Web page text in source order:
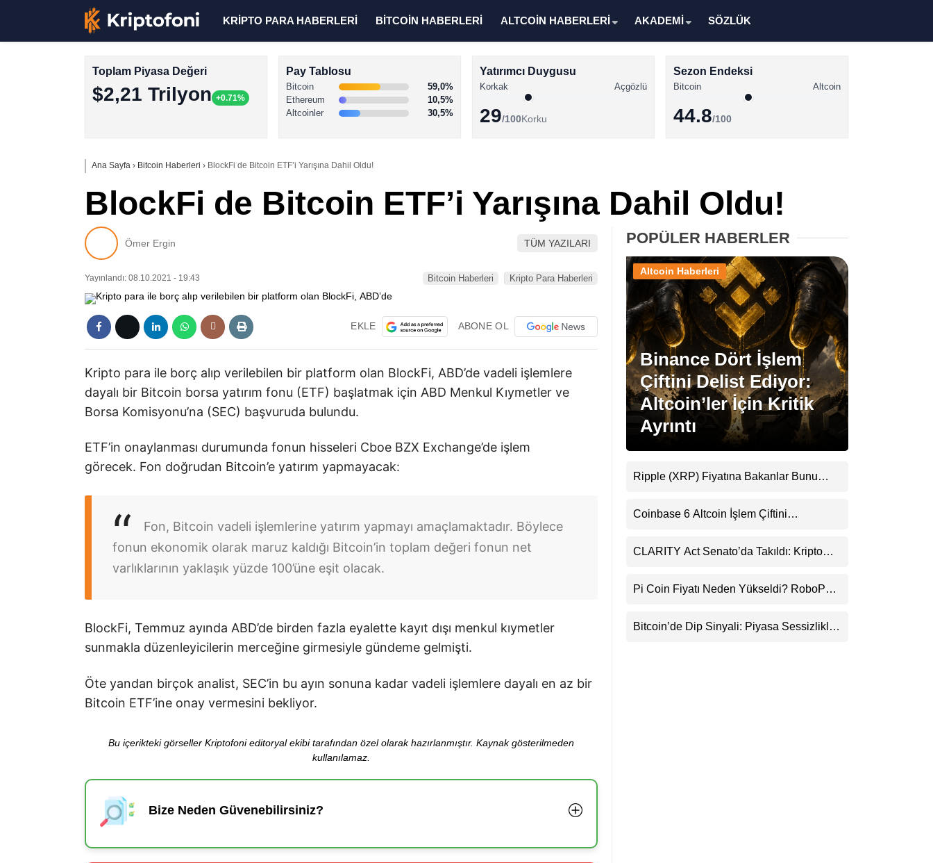
Altcoin Haberleri
Solana Haberleri
XRP Haberleri
Memecoin Haberleri
Stablecoin Haberleri
Facebook
Instagram
TikTok
KRİPTO PARA HABERLERİ BİTCOİN HABERLERİ ALTCOİN HABERLERİ AKADEMİ SÖZLÜK
Toplam Piyasa Değeri
$2,21 Trilyon +0.71%
Pay Tablosu
Bitcoin
59,0%
Ethereum
10,5%
Altcoinler
30,5%
Yatırımcı Duygusu
Korkak Açgözlü
29/100Korku
Sezon Endeksi
Bitcoin Altcoin
44.8/100
Ana Sayfa › Bitcoin Haberleri › BlockFi de Bitcoin ETF’i Yarışına Dahil Oldu!
BlockFi de Bitcoin ETF’i Yarışına Dahil Oldu!
Ömer Ergin TÜM YAZILARI
Yayınlandı: 08.10.2021 - 19:43 Bitcoin Haberleri Kripto Para Haberleri
EKLE ABONE OL
Kripto para ile borç alıp verilebilen bir platform olan BlockFi, ABD’de vadeli işlemlere
dayalı bir Bitcoin borsa yatırım fonu (ETF) başlatmak için ABD Menkul Kıymetler ve
Borsa Komisyonu’na (SEC) başvuruda bulundu.
ETF’in onaylanması durumunda fonun hisseleri Cboe BZX Exchange’de işlem
görecek. Fon doğrudan Bitcoin’e yatırım yapmayacak:
Fon, Bitcoin vadeli işlemlerine yatırım yapmayı amaçlamaktadır. Böylece
fonun ekonomik olarak maruz kaldığı Bitcoin’in toplam değeri fonun net
varlıklarının yaklaşık yüzde 100’üne eşit olacak.
BlockFi, Temmuz ayında ABD’de birden fazla eyalette kayıt dışı menkul kıymetler
sunmakla düzenleyicilerin merceğine girmesiyle gündeme gelmişti.
Öte yandan birçok analist, SEC’in bu ayın sonuna kadar vadeli işlemlere dayalı en az bir
Bitcoin ETF’ine onay vermesini bekliyor.
Bu içerikteki görseller Kriptofoni editoryal ekibi tarafından özel olarak hazırlanmıştır. Kaynak gösterilmeden
kullanılamaz.
Bize Neden Güvenebilirsiniz?
POPÜLER HABERLER
Binance Dört İşlem
Çiftini Delist Ediyor:
Altcoin’ler İçin Kritik
Ayrıntı
Altcoin Haberleri
Ripple (XRP) Fiyatına Bakanlar Bunu
Uyarı
Coinbase 6 Altcoin İşlem Çiftini
CLARITY Act Senato’da Takıldı: Kripto
Pi Coin Fiyatı Neden Yükseldi? RoboPay
Destekledi
Bitcoin’de Dip Sinyali: Piyasa Sessizlikle